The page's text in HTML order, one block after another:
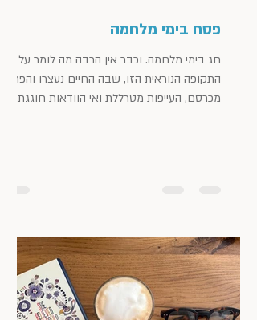
פסח בימי מלחמה
חג בימי מלחמה. וכבר אין הרבה מה לומר על
התקופה הנוראית הזו, שבה החיים נעצרו והפחד
מכרסם, העייפות מטרללת ואי הוודאות חוגגת.
סדר פסח רציתי לדבר, אלא על סידור וארגון,
יותר בעד שיהיה מסודר כל השנה, ולא רק לפני
החג המסויים הזה. וחוצמזה, שבימים האלה,
ולמרות שאני נמצאת בבית יותר